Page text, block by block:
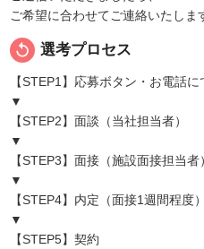
ご希望に合わせてご連絡いたしま
replay 選考プロセス
【STEP1】応募ボタン・お電話に
▼
【STEP2】面談（当社担当者）
▼
【STEP3】面接（施設面接担当者
▼
【STEP4】内定（面接1週間程度）
▼
【STEP5】契約